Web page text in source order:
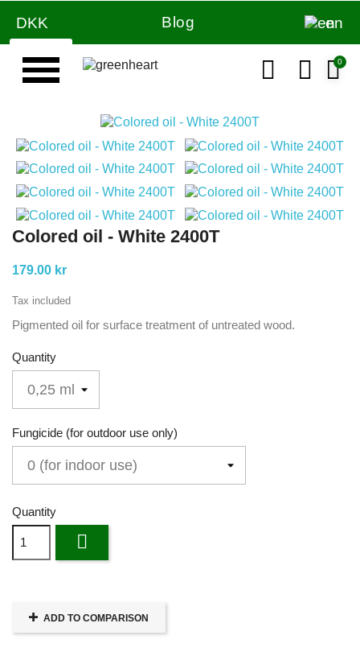
DKK Blog en
Colored oil - White 2400T
179.00 kr
Tax included
Pigmented oil for surface treatment of untreated wood.
Quantity
Fungicide (for outdoor use only)
Quantity

ADD TO COMPARISON